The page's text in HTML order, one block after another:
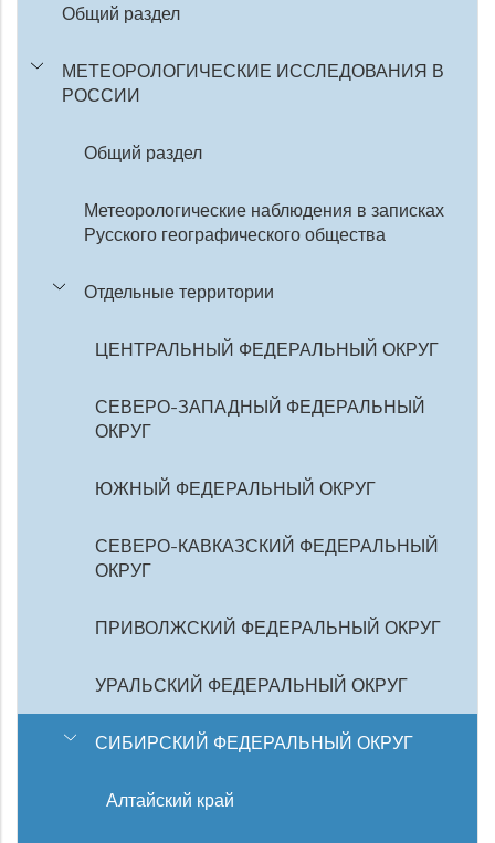
Общий раздел
МЕТЕОРОЛОГИЧЕСКИЕ ИССЛЕДОВАНИЯ В
РОССИИ
Общий раздел
Метеорологические наблюдения в записках
Русского географического общества
Отдельные территории
ЦЕНТРАЛЬНЫЙ ФЕДЕРАЛЬНЫЙ ОКРУГ
СЕВЕРО-ЗАПАДНЫЙ ФЕДЕРАЛЬНЫЙ
ОКРУГ
ЮЖНЫЙ ФЕДЕРАЛЬНЫЙ ОКРУГ
СЕВЕРО-КАВКАЗСКИЙ ФЕДЕРАЛЬНЫЙ
ОКРУГ
ПРИВОЛЖСКИЙ ФЕДЕРАЛЬНЫЙ ОКРУГ
УРАЛЬСКИЙ ФЕДЕРАЛЬНЫЙ ОКРУГ
СИБИРСКИЙ ФЕДЕРАЛЬНЫЙ ОКРУГ
Алтайский край